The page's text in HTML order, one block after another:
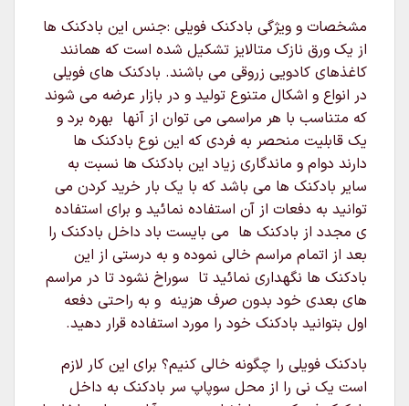
مشخصات و ویژگی بادکنک فویلی :جنس این بادکنک ها
از یک ورق نازک متالایز تشکیل شده است که همانند
کاغذهای کادویی زروقی می باشند. بادکنک های فویلی
در انواع و اشکال متنوع تولید و در بازار عرضه می شوند
که متناسب با هر مراسمی می توان از آنها بهره برد و
یک قابلیت منحصر به فردی که این نوع بادکنک ها
دارند دوام و ماندگاری زیاد این بادکنک ها نسبت به
سایر بادکنک ها می باشد که با یک بار خرید کردن می
توانید به دفعات از آن استفاده نمائید و برای استفاده
ی مجدد از بادکنک ها می بایست باد داخل بادکنک را
بعد از اتمام مراسم خالی نموده و به درستی از این
بادکنک ها نگهداری نمائید تا سوراخ نشود تا در مراسم
های بعدی خود بدون صرف هزینه و به راحتی دفعه
اول بتوانید بادکنک خود را مورد استفاده قرار دهید.
بادکنک فویلی را چگونه خالی کنیم؟ برای این کار لازم
است یک نی را از محل سوپاپ سر بادکنک به داخل